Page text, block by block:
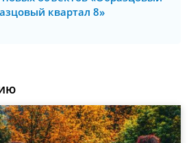
квартал 8»